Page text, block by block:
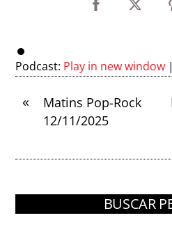
Podcast: Play in new window |
«
Matins Pop-Rock
12/11/2025
BUSCAR